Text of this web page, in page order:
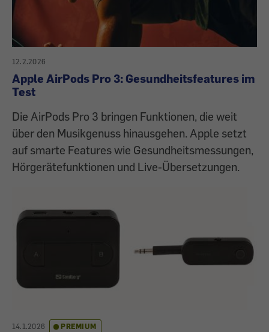
12.2.2026
Apple AirPods Pro 3: Gesundheitsfeatures im
Test
Die AirPods Pro 3 bringen Funktionen, die weit
über den Musikgenuss hinausgehen. Apple setzt
auf smarte Features wie Gesundheitsmessungen,
Hörgerätefunktionen und Live-Übersetzungen.
14.1.2026 PREMIUM